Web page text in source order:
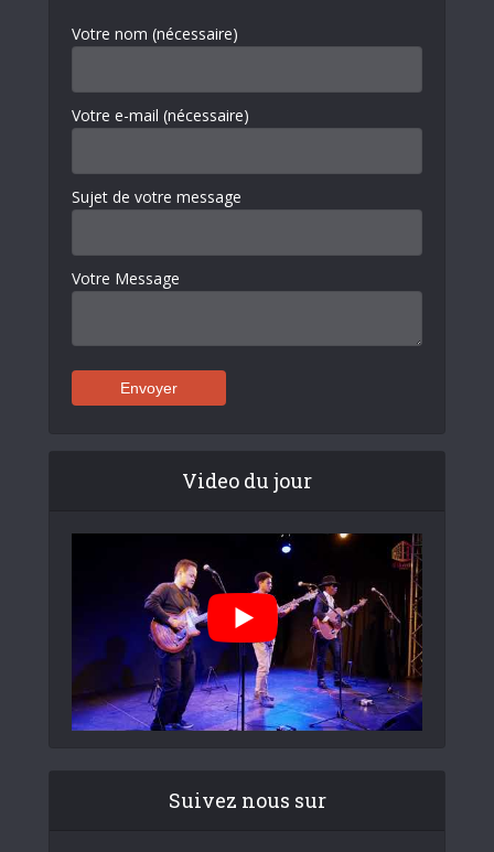
Votre nom (nécessaire)
Votre e-mail (nécessaire)
Sujet de votre message
Votre Message
Video du jour
Suivez nous sur